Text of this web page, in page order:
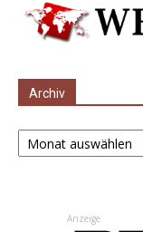
Archiv
Archiv
Anzeige